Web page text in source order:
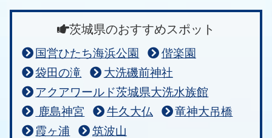
茨城県のおすすめスポット
国営ひたち海浜公園
偕楽園
袋田の滝
大洗磯前神社
アクアワールド茨城県大洗水族館
鹿島神宮
牛久大仏
竜神大吊橋
霞ヶ浦
筑波山